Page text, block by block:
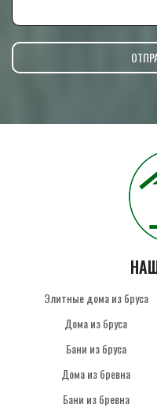
Элитные дома из бруса
Дома из бруса
Бани из бруса
Дома из бревна
Бани из бревна